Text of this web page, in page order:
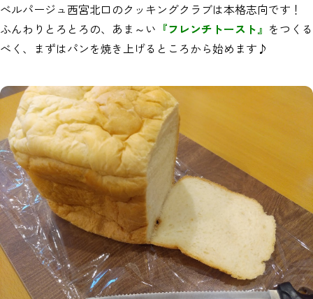
べルパージュ西宮北口のクッキングクラブは本格志向です！
ふんわりとろとろの、あま～い 『フレンチトースト』 をつくる
べく、まずはパンを焼き上げるところから始めます♪